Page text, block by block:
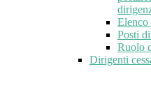
Elenco
Posti
Ruolo
Dirigenti